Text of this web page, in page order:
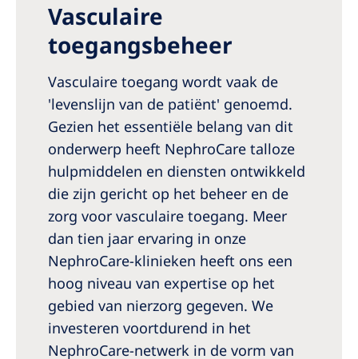
Vasculaire
toegangsbeheer
Vasculaire toegang wordt vaak de
'levenslijn van de patiënt' genoemd.
Gezien het essentiële belang van dit
onderwerp heeft NephroCare talloze
hulpmiddelen en diensten ontwikkeld
die zijn gericht op het beheer en de
zorg voor vasculaire toegang. Meer
dan tien jaar ervaring in onze
NephroCare-klinieken heeft ons een
hoog niveau van expertise op het
gebied van nierzorg gegeven. We
investeren voortdurend in het
NephroCare-netwerk in de vorm van